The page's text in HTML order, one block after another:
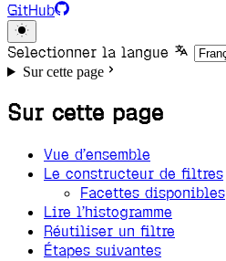
GitHub
Selectionner la langue
Sur cette page
Sur cette page
Vue d’ensemble
Le constructeur de filtres
Facettes disponibles
Lire l’histogramme
Réutiliser un filtre
Étapes suivantes